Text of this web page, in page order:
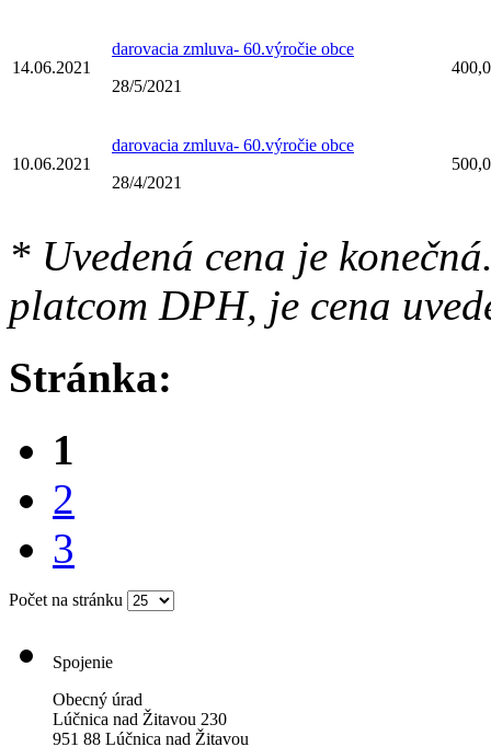
14.06.2021
darovacia zmluva- 60.výročie obce
28/5/2021
10.06.2021
darovacia zmluva- 60.výročie obce
28/4/2021
* Uvedená cena je
platcom DPH, je cena
Stránka:
1
2
3
Počet na stránku
Spojenie
Obecný úrad
Lúčnica nad Žitavou 230
951 88 Lúčnica nad Žitavou